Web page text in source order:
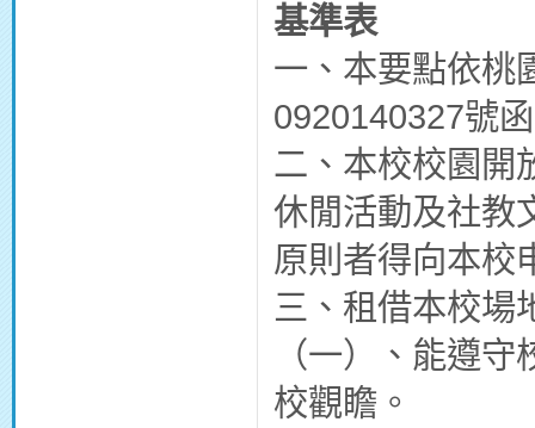
基準表
一、本要點依桃
0920140327號
二、本校校園開
休閒活動及社教
原則者得向本校
三、租借本校場
（一）、能遵
校觀瞻。